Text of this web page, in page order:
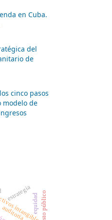
en Cuba.
del
de
cinco pasos
modelo de
auditoríaintangibles
estrategiaequidadgasto público